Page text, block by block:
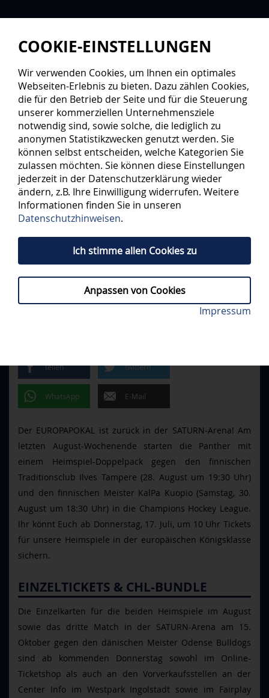
Ab 17. Juli sind Tickets für unsere CHL-Heimspiele
teilen twittern
WhatsApp E-Mail
Der EUROPAPOKAL ist zurück in der SATURN-Arena! Am
letzten August-Wochenende starten die Panther mit
einem Heimspiel-Doppelpack gegen den finnischen
Traditionsclub Ilves Tampere (28. August um 19:30 Uhr)
und den finnischen Meister KalPa Kuopio (Samstag, 30.
August um 18:30 Uhr) in die Champions Hockey League.
Ihr könnt Euch ab Donnerstag, 17. Juli, um 10 Uhr Tickets
für unsere Heimspiele in der europäischen Königsklasse
sichern.
EINZELTICKETS & CHL-BUNDLE
Die Einzelkarten für die beiden Heimspiele im August
sowie das dritte Match in der SATURN-Arena am 15.
Oktober gegen den dänischen Meister Odense Bulldogs
sind ab kommenden Donnerstag sowohl im Online-
Ticketshop als auch an den Vorverkaufsstellen an der
Center Info im Westpark Ingolstadt sowie im Fairplay
COOKIE-EINSTELLUNGEN
Wir verwenden Cookies, um Ihnen ein optimales
Webseiten-Erlebnis zu bieten. Dazu zählen Cookies,
die für den Betrieb der Seite und für die Steuerung
unserer kommerziellen Unternehmensziele
notwendig sind, sowie solche, die lediglich zu
anonymen Statistikzwecken genutzt werden. Sie
können selbst entscheiden, welche Kategorien Sie
zulassen möchten. Sie können diese Einstellungen
jederzeit in der Datenschutzerklärung wieder
ändern, z.B. Ihre Einwilligung widerrufen. Weitere
Informationen finden Sie in unseren
Datenschutzhinweisen.
Ich stimme allen Cookies zu
Anpassen von Cookies
Impressum